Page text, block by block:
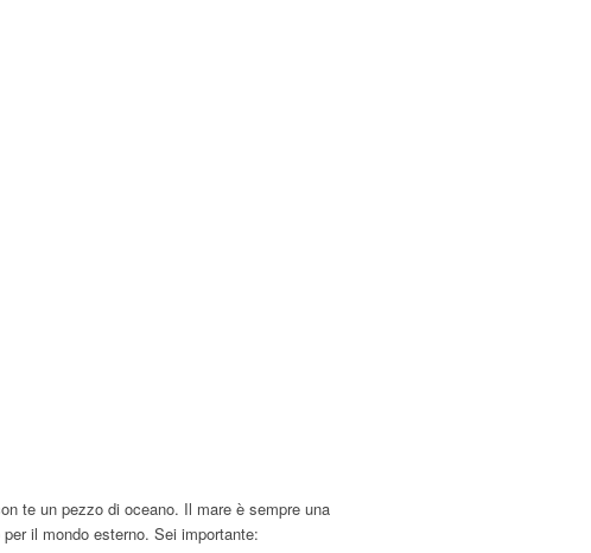
te un pezzo di oceano. Il mare è sempre una
il mondo esterno. Sei importante: